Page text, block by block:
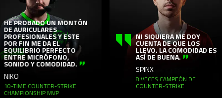
panning
animation.
Use
the
Play
and
Pause
button
PROBADO UN MONTÓN
AURICULARES
Y ESTE
FIN ME DA EL
PERFECTO
MICRÓFONO,
Y COMODIDAD.
COUNTER-STRIKE
MVP
NI SIQUIERA ME DOY
CUENTA DE QUE LOS
LLEVO. LA COMODIDAD ES
ASÍ DE BUENA.
SPINX
8 VECES CAMPEÓN DE
COUNTER-STRIKE